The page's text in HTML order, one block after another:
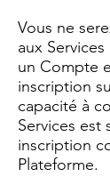
Vous ne
aux
un Compte
inscription
capacité à
Services est
inscription
Plateforme.